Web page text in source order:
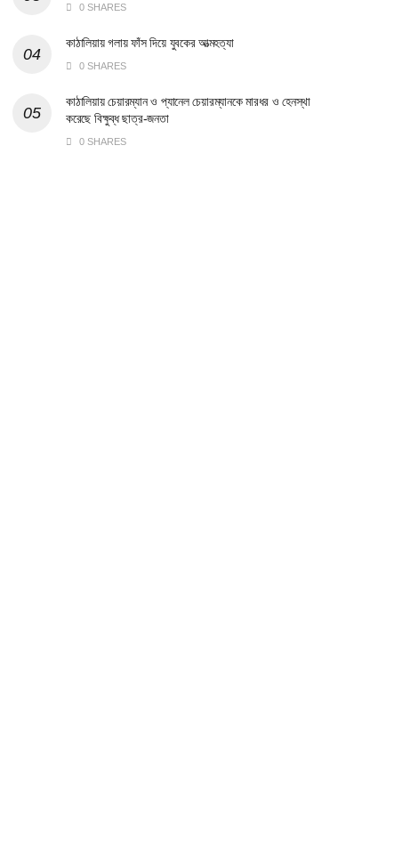
0 SHARES
কাঠালিয়ায় গলায় ফাঁস দিয়ে যুবকের আত্মহত্যা
0 SHARES
কাঠালিয়ায় চেয়ারম্যান ও প্যানেল চেয়ারম্যানকে মারধর ও হেনস্থা
করেছে বিক্ষুব্ধ ছাত্র-জনতা
0 SHARES